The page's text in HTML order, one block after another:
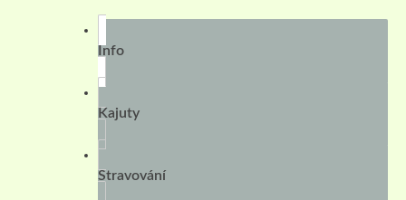
Info
Kajuty
Stravování